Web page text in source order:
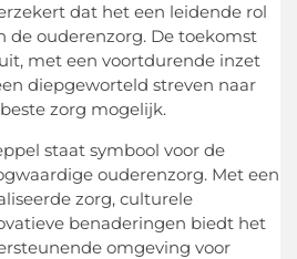
dat het een leidende rol
de ouderenzorg. De toekomst
met een voortdurende inzet
diepgeworteld streven naar
zorg mogelijk.
staat symbool voor de
ouderenzorg. Met een
zorg, culturele
benaderingen biedt het
omgeving voor